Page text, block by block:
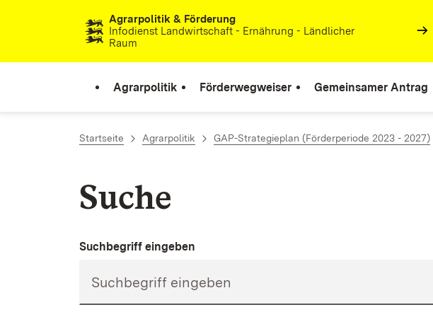
Zum Inhalt springenAgrarpolitik & Förderung
Infodienst Landwirtschaft - Ernährung - Ländlicher
Raum
Agrarpolitik Förderwegweiser Gemeinsamer Antrag
Startseite Agrarpolitik GAP-Strategieplan (Förderperiode 2023 - 2027)
Suche
Suchbegriff eingeben